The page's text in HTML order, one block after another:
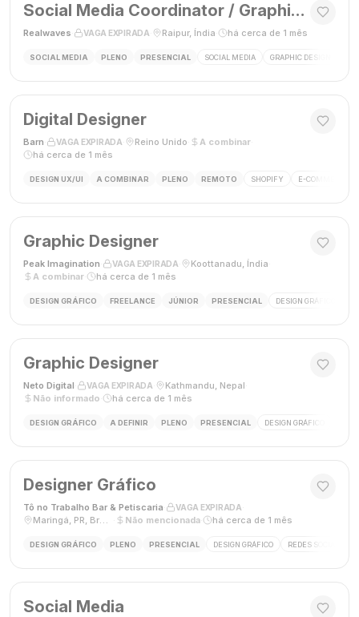
Social Media Coordinator / Graphic Designer
Realwaves VAGA EXPIRADA Raipur, Índia há cerca de 1 mês
SOCIAL MEDIA PLENO PRESENCIAL SOCIAL MEDIA GRAPHIC DESIGN
Digital Designer
Barn VAGA EXPIRADA Reino Unido A combinar·
há cerca de 1 mês
DESIGN UX/UI A COMBINAR PLENO REMOTO SHOPIFY E-COMMERCE
Graphic Designer
Peak Imagination VAGA EXPIRADA Koottanadu, Índia
A combinar
há cerca de 1 mês
DESIGN GRÁFICO FREELANCE JÚNIOR PRESENCIAL DESIGN GRÁFICO
Graphic Designer
Neto Digital VAGA EXPIRADA Kathmandu, Nepal
Não informado
há cerca de 1 mês
DESIGN GRÁFICO A DEFINIR PLENO PRESENCIAL DESIGN GRÁFICO
Designer Gráfico
Tô no Trabalho Bar & Petiscaria VAGA EXPIRADA
Maringá, PR, Brasil
Não mencionada há cerca de 1 mês
DESIGN GRÁFICO PLENO PRESENCIAL DESIGN GRÁFICO REDES SOCIAIS
Social Media